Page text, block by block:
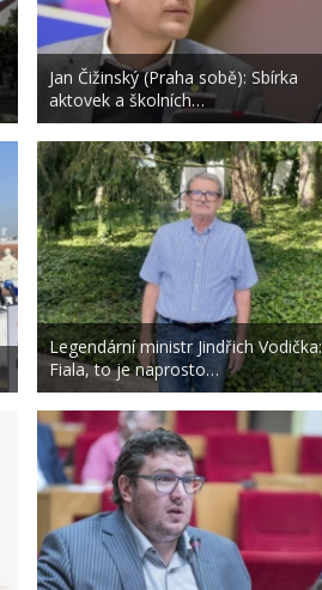
Jan Čižinský (Praha sobě): Sbírka
aktovek a školních…
Legendární ministr Jindřich Vodička:
Fiala, to je naprosto…